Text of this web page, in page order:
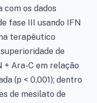
os dados
fase III usando IFN
terapêutico
de
+ Ara-C em relação
(p < 0,001); dentro
de mesilato de